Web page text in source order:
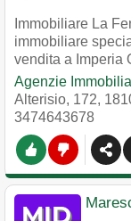
Immobiliare La
immobiliare
vendita a Imperia
Agenzie
Alterisio, 172,
3474643678